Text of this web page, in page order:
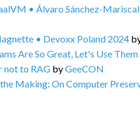
• Álvaro Sánchez-
• Devoxx Poland 2024
Are So Great, Let's Use Them
not to RAG byGeeCON
Making: On Computer